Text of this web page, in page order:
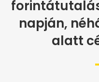
napján,
alatt